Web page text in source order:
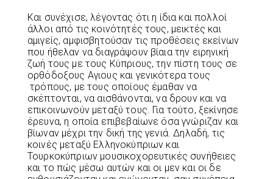
Και συνέχισε, λέγοντας ότι η ίδια και πολλοί
άλλοι από τις κοινότητές τους, μεικτές και
αμιγείς, αμφισβητούσαν τις προθέσεις εκείνων
που ήθελαν να διαγράψουν βίαια την ειρηνική
ζωή τους με τους Κύπριους, την πίστη τους σε
ορθόδοξους Αγιους και γενικότερα τους
τρόπους, με τους οποίους έμαθαν να
σκέπτονται, να αισθάνονται, να δρουν και να
επικοινωνούν μεταξύ τους. Για τούτο, ξεκίνησε
έρευνα, η οποία επιβεβαίωνε όσα γνώριζαν και
βίωναν μέχρι την δική της γενιά. Δηλαδή, τις
κοινές μεταξύ Ελληνοκύπριων και
Τουρκοκύπριων μουσικοχορευτικές συνήθειες
και το πώς μέσω αυτών και οι μεν και οι δε